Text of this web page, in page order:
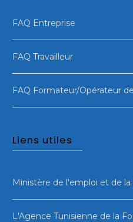
FAQ Entreprise
FAQ Travailleur
FAQ Formateur/Opérateur
Liens utiles
Ministère de l'emploi et de
L'Agence Tunisienne de la